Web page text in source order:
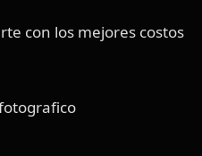
con los mejores costos